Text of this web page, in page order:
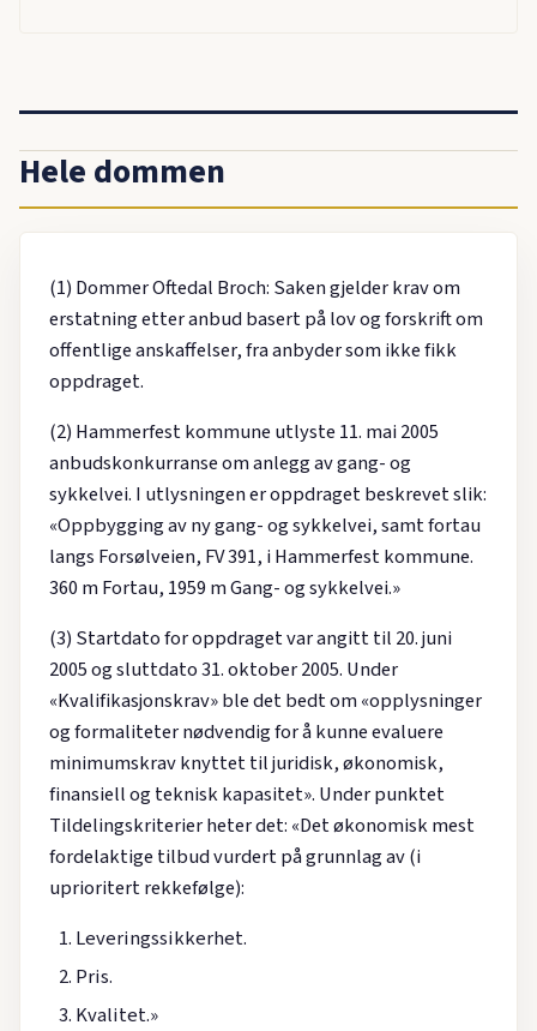
Hele dommen
(1) Dommer Oftedal Broch: Saken gjelder krav om
erstatning etter anbud basert på lov og forskrift om
offentlige anskaffelser, fra anbyder som ikke fikk
oppdraget.
(2) Hammerfest kommune utlyste 11. mai 2005
anbudskonkurranse om anlegg av gang- og
sykkelvei. I utlysningen er oppdraget beskrevet slik:
«Oppbygging av ny gang- og sykkelvei, samt fortau
langs Forsølveien, FV 391, i Hammerfest kommune.
360 m Fortau, 1959 m Gang- og sykkelvei.»
(3) Startdato for oppdraget var angitt til 20. juni
2005 og sluttdato 31. oktober 2005. Under
«Kvalifikasjonskrav» ble det bedt om «opplysninger
og formaliteter nødvendig for å kunne evaluere
minimumskrav knyttet til juridisk, økonomisk,
finansiell og teknisk kapasitet». Under punktet
Tildelingskriterier heter det: «Det økonomisk mest
fordelaktige tilbud vurdert på grunnlag av (i
uprioritert rekkefølge):
Leveringssikkerhet.
Pris.
Kvalitet.»